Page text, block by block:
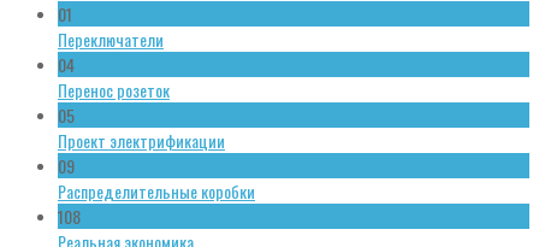
01
Переключатели
04
Перенос розеток
05
Проект электрификации
09
Распределительные коробки
108
Реальная экономика